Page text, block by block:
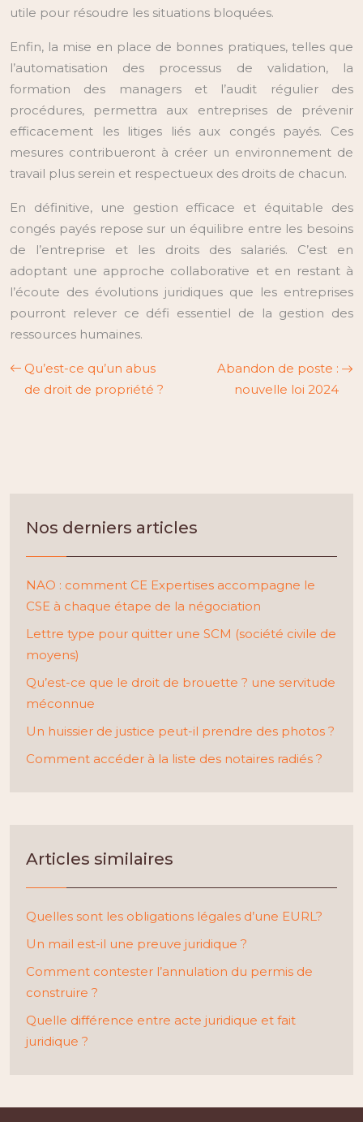
utile pour résoudre les situations bloquées.
Enfin, la mise en place de bonnes pratiques, telles que
l’automatisation des processus de validation, la
formation des managers et l’audit régulier des
procédures, permettra aux entreprises de prévenir
efficacement les litiges liés aux congés payés. Ces
mesures contribueront à créer un environnement de
travail plus serein et respectueux des droits de chacun.
En définitive, une gestion efficace et équitable des
congés payés repose sur un équilibre entre les besoins
de l’entreprise et les droits des salariés. C’est en
adoptant une approche collaborative et en restant à
l’écoute des évolutions juridiques que les entreprises
pourront relever ce défi essentiel de la gestion des
ressources humaines.
Qu’est-ce qu’un abus
de droit de propriété ?
Abandon de poste :
nouvelle loi 2024
Nos derniers articles
NAO : comment CE Expertises accompagne le
CSE à chaque étape de la négociation
Lettre type pour quitter une SCM (société civile de
moyens)
Qu’est-ce que le droit de brouette ? une servitude
méconnue
Un huissier de justice peut-il prendre des photos ?
Comment accéder à la liste des notaires radiés ?
Articles similaires
Quelles sont les obligations légales d’une EURL?
Un mail est-il une preuve juridique ?
Comment contester l’annulation du permis de
construire ?
Quelle différence entre acte juridique et fait
juridique ?